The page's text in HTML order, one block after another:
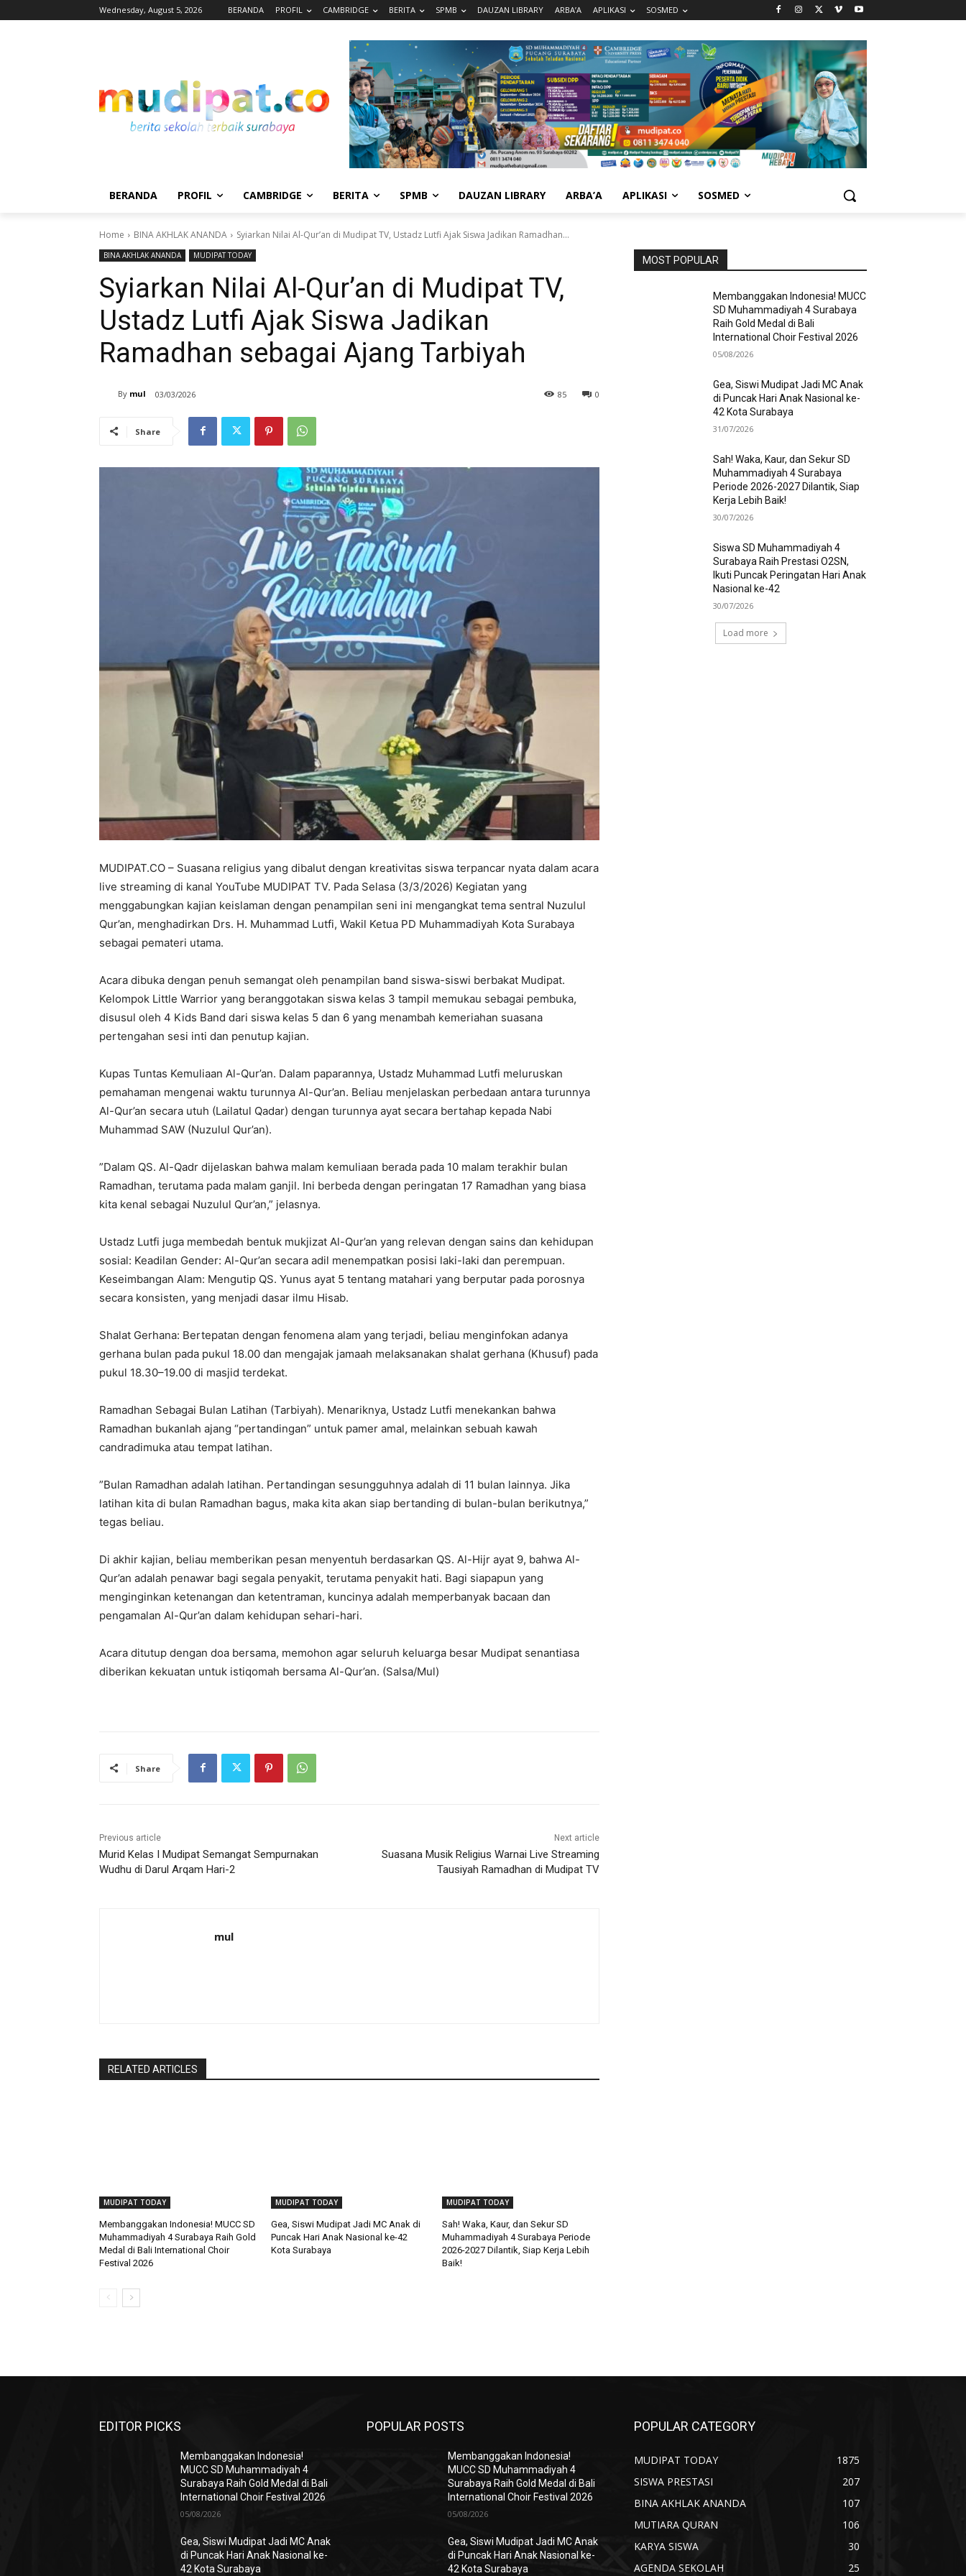
Wednesday, August 5, 2026 BERANDA PROFIL CAMBRIDGE BERITA SPMB DAUZAN LIBRARY ARBA’A APLIKASI SOSMED
BERANDA PROFIL CAMBRIDGE BERITA SPMB DAUZAN LIBRARY ARBA’A APLIKASI SOSMED
Home BINA AKHLAK ANANDA Syiarkan Nilai Al-Qur’an di Mudipat TV, Ustadz Lutfi Ajak Siswa Jadikan Ramadhan...
BINA AKHLAK ANANDA MUDIPAT TODAY
Syiarkan Nilai Al-Qur’an di Mudipat TV,
Ustadz Lutfi Ajak Siswa Jadikan
Ramadhan sebagai Ajang Tarbiyah
By mul 03/03/2026 0
85
Share
MUDIPAT.CO – ​Suasana religius yang dibalut dengan kreativitas siswa terpancar nyata dalam acara
live streaming di kanal YouTube MUDIPAT TV. Pada Selasa (3/3/2026) Kegiatan yang
menggabungkan kajian keislaman dengan penampilan seni ini mengangkat tema sentral Nuzulul
Qur’an, menghadirkan Drs. H. Muhammad Lutfi, Wakil Ketua PD Muhammadiyah Kota Surabaya
sebagai pemateri utama.
​Acara dibuka dengan penuh semangat oleh penampilan band siswa-siswi berbakat Mudipat.
Kelompok Little Warrior yang beranggotakan siswa kelas 3 tampil memukau sebagai pembuka,
disusul oleh 4 Kids Band dari siswa kelas 5 dan 6 yang menambah kemeriahan suasana
pertengahan sesi inti dan penutup kajian.
​Kupas Tuntas Kemuliaan Al-Qur’an. ​Dalam paparannya, Ustadz Muhammad Lutfi meluruskan
pemahaman mengenai waktu turunnya Al-Qur’an. Beliau menjelaskan perbedaan antara turunnya
Al-Qur’an secara utuh (Lailatul Qadar) dengan turunnya ayat secara bertahap kepada Nabi
Muhammad SAW (Nuzulul Qur’an).
​”Dalam QS. Al-Qadr dijelaskan bahwa malam kemuliaan berada pada 10 malam terakhir bulan
Ramadhan, terutama pada malam ganjil. Ini berbeda dengan peringatan 17 Ramadhan yang biasa
kita kenal sebagai Nuzulul Qur’an,” jelasnya.
​Ustadz Lutfi juga membedah bentuk mukjizat Al-Qur’an yang relevan dengan sains dan kehidupan
sosial: ​Keadilan Gender: Al-Qur’an secara adil menempatkan posisi laki-laki dan perempuan. ​
Keseimbangan Alam: Mengutip QS. Yunus ayat 5 tentang matahari yang berputar pada porosnya
secara konsisten, yang menjadi dasar ilmu Hisab.
Shalat Gerhana: Bertepatan dengan fenomena alam yang terjadi, beliau menginfokan adanya
gerhana bulan pada pukul 18.00 dan mengajak jamaah melaksanakan shalat gerhana (Khusuf) pada
pukul 18.30–19.00 di masjid terdekat.
​Ramadhan Sebagai Bulan Latihan (Tarbiyah). ​Menariknya, Ustadz Lutfi menekankan bahwa
Ramadhan bukanlah ajang “pertandingan” untuk pamer amal, melainkan sebuah kawah
candradimuka atau tempat latihan.
​”Bulan Ramadhan adalah latihan. Pertandingan sesungguhnya adalah di 11 bulan lainnya. Jika
latihan kita di bulan Ramadhan bagus, maka kita akan siap bertanding di bulan-bulan berikutnya,”
tegas beliau.
​Di akhir kajian, beliau memberikan pesan menyentuh berdasarkan QS. Al-Hijr ayat 9, bahwa Al-
Qur’an adalah penawar bagi segala penyakit, terutama penyakit hati. Bagi siapapun yang
menginginkan ketenangan dan ketentraman, kuncinya adalah memperbanyak bacaan dan
pengamalan Al-Qur’an dalam kehidupan sehari-hari.
​Acara ditutup dengan doa bersama, memohon agar seluruh keluarga besar Mudipat senantiasa
diberikan kekuatan untuk istiqomah bersama Al-Qur’an. (Salsa/Mul)
Share
Previous article
Murid Kelas I Mudipat Semangat Sempurnakan
Wudhu di Darul Arqam Hari-2
Next article
Suasana Musik Religius Warnai Live Streaming
Tausiyah Ramadhan di Mudipat TV
mul
RELATED ARTICLES
MUDIPAT TODAY
Membanggakan Indonesia! MUCC SD
Muhammadiyah 4 Surabaya Raih Gold
Medal di Bali International Choir
Festival 2026
MUDIPAT TODAY
Gea, Siswi Mudipat Jadi MC Anak di
Puncak Hari Anak Nasional ke-42
Kota Surabaya
MUDIPAT TODAY
Sah! Waka, Kaur, dan Sekur SD
Muhammadiyah 4 Surabaya Periode
2026-2027 Dilantik, Siap Kerja Lebih
Baik!
MOST POPULAR
Membanggakan Indonesia! MUCC
SD Muhammadiyah 4 Surabaya
Raih Gold Medal di Bali
International Choir Festival 2026
05/08/2026
Gea, Siswi Mudipat Jadi MC Anak
di Puncak Hari Anak Nasional ke-
42 Kota Surabaya
31/07/2026
Sah! Waka, Kaur, dan Sekur SD
Muhammadiyah 4 Surabaya
Periode 2026-2027 Dilantik, Siap
Kerja Lebih Baik!
30/07/2026
Siswa SD Muhammadiyah 4
Surabaya Raih Prestasi O2SN,
Ikuti Puncak Peringatan Hari Anak
Nasional ke-42
30/07/2026
Load more
EDITOR PICKS
Membanggakan Indonesia!
MUCC SD Muhammadiyah 4
Surabaya Raih Gold Medal di Bali
International Choir Festival 2026
05/08/2026
Gea, Siswi Mudipat Jadi MC Anak
di Puncak Hari Anak Nasional ke-
42 Kota Surabaya
POPULAR POSTS
Membanggakan Indonesia!
MUCC SD Muhammadiyah 4
Surabaya Raih Gold Medal di Bali
International Choir Festival 2026
05/08/2026
Gea, Siswi Mudipat Jadi MC Anak
di Puncak Hari Anak Nasional ke-
42 Kota Surabaya
POPULAR CATEGORY
MUDIPAT TODAY
1875
SISWA PRESTASI
207
BINA AKHLAK ANANDA
107
MUTIARA QURAN
106
KARYA SISWA
30
AGENDA SEKOLAH
25